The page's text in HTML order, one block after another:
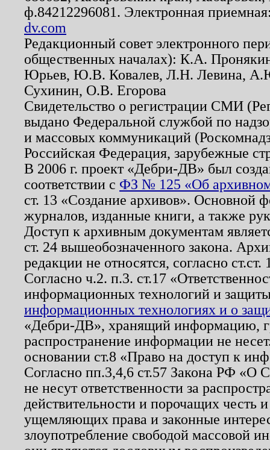
ф.84212296081. Электронная
dv.com
Редакционный совет электронного
общественных началах): К.А.
Юрьев, Ю.В. Ковалев, Л.Н. Левина,
Сухинин, О.В. Егорова
Свидетельство о регистрации СМИ
выдано Федеральной службой по
и массовых коммуникаций
Российская Федерация, зарубежные
В 2006 г. проект «Дебри-ДВ» был
соответствии с ФЗ № 125 «Об
ст. 13 «Создание архивов». Основной
журналов, изданные книги, а также
Доступ к архивным документам
ст. 24 вышеобозначенного закона.
редакции не относятся, согласно
Согласно ч.2. п.3. ст.17
информационных технологий и
информационных технологиях и о
«Дебри-ДВ», хранящий информацию,
распространение информации не
основании ст.8 «Право на доступ к
Согласно пп.3,4,6 ст.57 Закона РФ «О
не несут ответственности за
действительности и порочащих честь
ущемляющих права и законные
злоупотребление свободой массовой